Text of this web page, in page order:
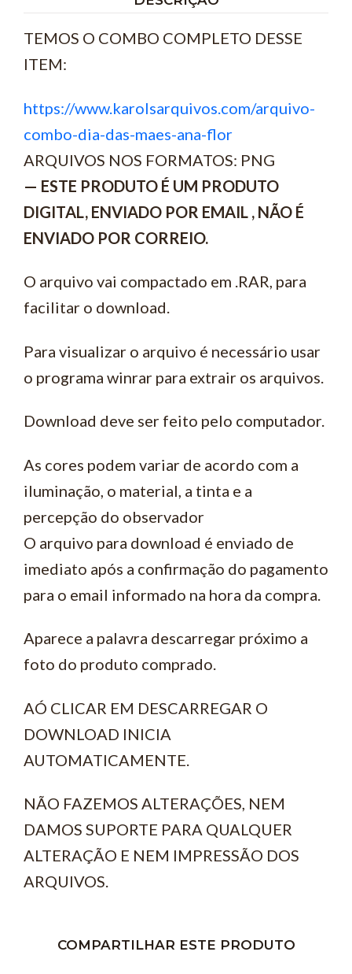
TEMOS O COMBO COMPLETO DESSE
ITEM:
https://www.karolsarquivos.com/arquivo-
combo-dia-das-maes-ana-flor
ARQUIVOS NOS FORMATOS: PNG
— ESTE PRODUTO É UM PRODUTO
DIGITAL, ENVIADO POR EMAIL , NÃO É
ENVIADO POR CORREIO.
O arquivo vai compactado em .RAR, para
facilitar o download.
Para visualizar o arquivo é necessário usar
o programa winrar para extrair os arquivos.
Download deve ser feito pelo computador.
As cores podem variar de acordo com a
iluminação, o material, a tinta e a
percepção do observador
O arquivo para download é enviado de
imediato após a confirmação do pagamento
para o email informado na hora da compra.
Aparece a palavra descarregar próximo a
foto do produto comprado.
AÓ CLICAR EM DESCARREGAR O
DOWNLOAD INICIA
AUTOMATICAMENTE.
NÃO FAZEMOS ALTERAÇÕES, NEM
DAMOS SUPORTE PARA QUALQUER
ALTERAÇÃO E NEM IMPRESSÃO DOS
ARQUIVOS.
COMPARTILHAR ESTE PRODUTO